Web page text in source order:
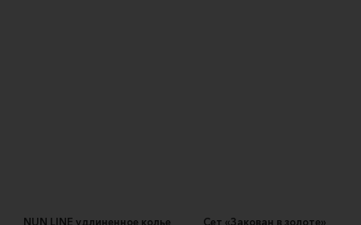
NUN LINE удлиненное колье
Сет «Закован в золоте»